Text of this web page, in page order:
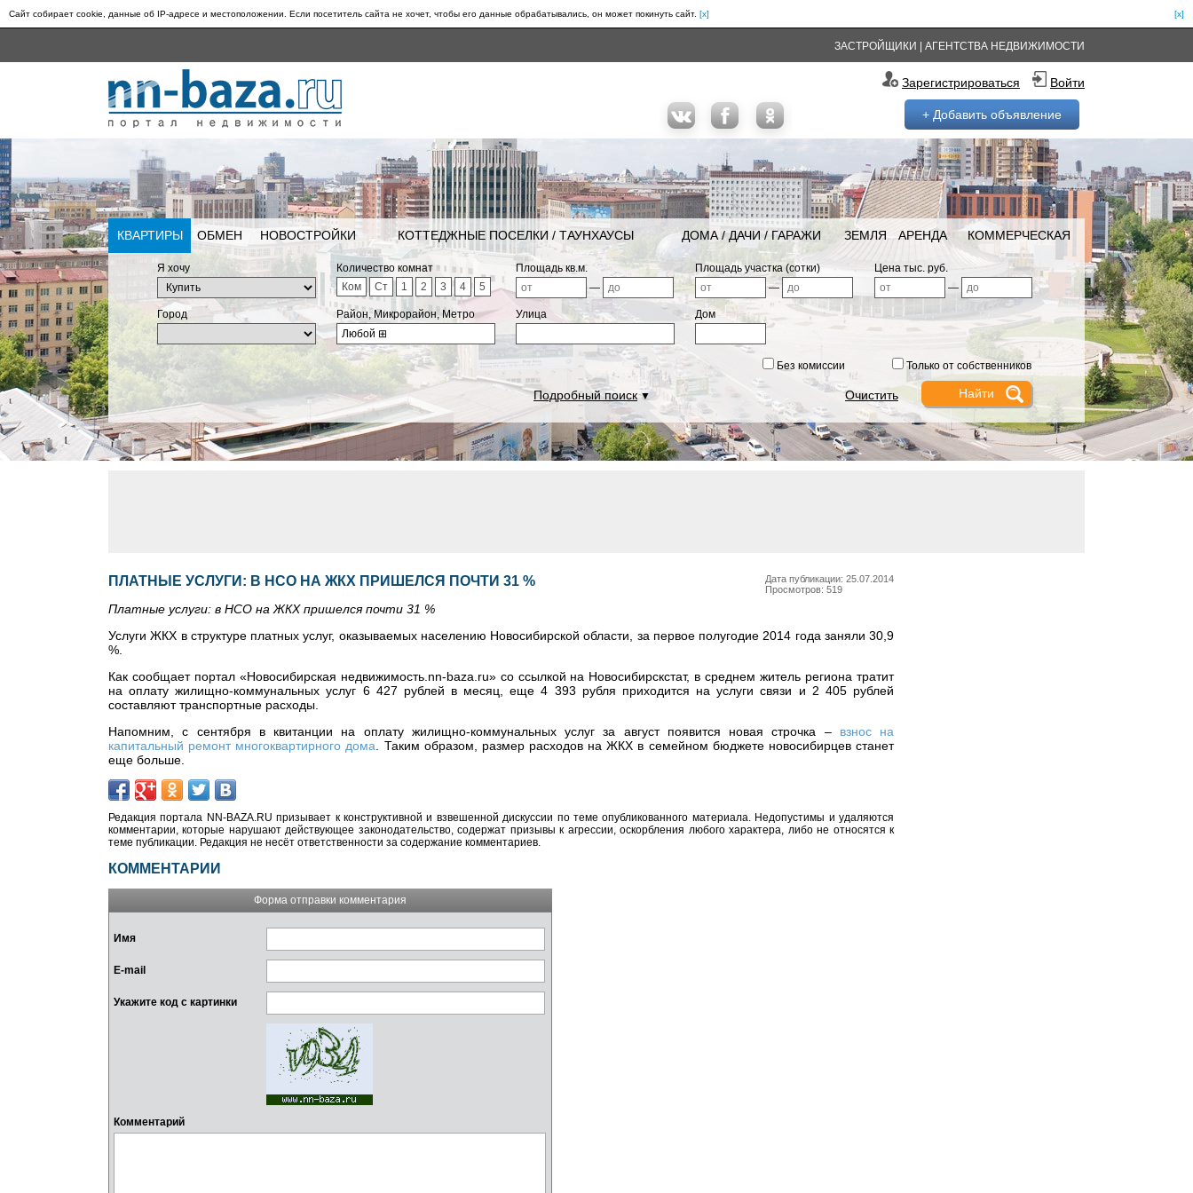
Сайт собирает cookie, данные об IP-адресе и местоположении. Если посетитель сайта не хочет, чтобы его данные обрабатывались, он может покинуть сайт. [x]
[x]
ЗАСТРОЙЩИКИ АГЕНТСТВА НЕДВИЖИМОСТИ
Зарегистрироваться Войти
+ Добавить объявление
КВАРТИРЫ ОБМЕН НОВОСТРОЙКИ КОТТЕДЖНЫЕ ПОСЕЛКИ / ТАУНХАУСЫ ДОМА / ДАЧИ / ГАРАЖИ ЗЕМЛЯ АРЕНДА КОММЕРЧЕСКАЯ
Я хочу
Количество комнат
Ком
Ст 1 2 3 4 5
Площадь кв.м.
—
Площадь участка (сотки)
—
Цена тыс. руб.
—
Город
Район, Микрорайон, Метро
Любой ⊞
Улица Дом
Без комиссии Только от собственников
Подробный поиск▼ Очистить
Дата публикации: 25.07.2014
Просмотров: 519
ПЛАТНЫЕ УСЛУГИ: В НСО НА ЖКХ ПРИШЕЛСЯ ПОЧТИ 31 %
Платные услуги: в НСО на ЖКХ пришелся почти 31 %
Услуги ЖКХ в структуре платных услуг, оказываемых населению Новосибирской области, за первое полугодие 2014 года заняли 30,9
%.
Как сообщает портал «Новосибирская недвижимость.nn-baza.ru» со ссылкой на Новосибирскстат, в среднем житель региона тратит
на оплату жилищно-коммунальных услуг 6 427 рублей в месяц, еще 4 393 рубля приходится на услуги связи и 2 405 рублей
составляют транспортные расходы.
Напомним, с сентября в квитанции на оплату жилищно-коммунальных услуг за август появится новая строчка – взнос на
капитальный ремонт многоквартирного дома. Таким образом, размер расходов на ЖКХ в семейном бюджете новосибирцев станет
еще больше.
Редакция портала NN-BAZA.RU призывает к конструктивной и взвешенной дискуссии по теме опубликованного материала. Недопустимы и удаляются
комментарии, которые нарушают действующее законодательство, содержат призывы к агрессии, оскорбления любого характера, либо не относятся к
теме публикации. Редакция не несёт ответственности за содержание комментариев.
КОММЕНТАРИИ
Форма отправки комментария
Имя
E-mail
Укажите код с картинки
Комментарий